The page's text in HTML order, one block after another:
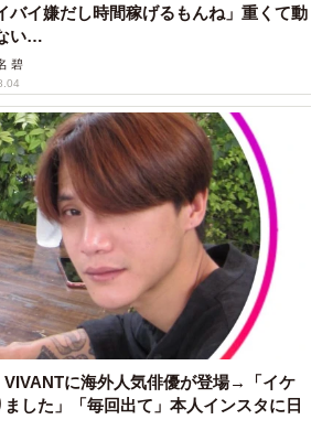
バイ嫌だし時間稼げるもんね」重くて動
い…
碧
VIVANTに海外人気俳優が登場→「イケ
した」「毎回出て」本人インスタに日